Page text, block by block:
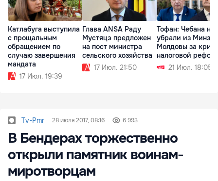
Катлабуга выступила
с прощальным
обращением по
случаю завершения
мандата
17 Июл. 19:39
Глава ANSA Раду
Мустяцэ предложен
на пост министра
сельского хозяйства
17 Июл. 21:50
Тофан: Чебана не
убрали из
Молдовы за
налоговой
21 Июл. 18:05
Tv-Pmr 28 июля 2017, 08:16 6 993
В Бендерах торжественно
открыли памятник воинам-
миротворцам